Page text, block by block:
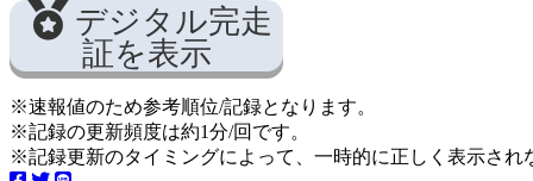
デジタル完走
証を表示
※速報値のため参考順位/記録となります。
※記録の更新頻度は約1分/回です。
※記録更新のタイミングによって、一時的に正しく表示され